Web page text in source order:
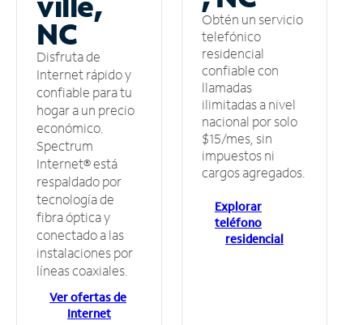
NC
Disfruta de
Internet rápido y
confiable para tu
hogar a un precio
económico.
Spectrum
Internet® está
respaldado por
tecnología de
fibra óptica y
conectado a las
instalaciones por
líneas coaxiales.
Ver ofertas de
Internet
Obtén un servicio
telefónico
residencial
confiable con
llamadas
ilimitadas a nivel
nacional por solo
$15/mes, sin
impuestos ni
cargos agregados.
Explorar
teléfono
residencial